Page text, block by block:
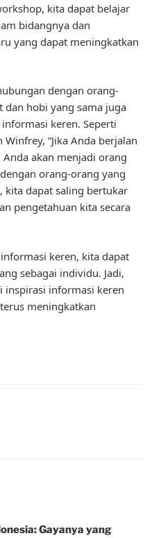
kita dapat belajar
bidangnya dan
yang dapat meningkatkan
dengan orang-
hobi yang sama juga
keren. Seperti
“Jika Anda berjalan
akan menjadi orang
orang-orang yang
kita dapat saling bertukar
pengetahuan kita secara
keren, kita dapat
sebagai individu. Jadi,
inspirasi informasi keren
meningkatkan
Gayanya yang